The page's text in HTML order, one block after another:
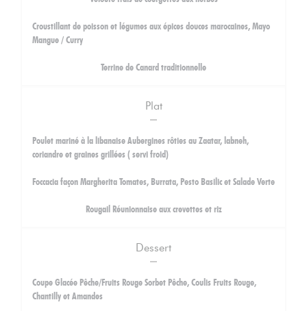
Croustillant de poisson et légumes aux épices douces marocaines, Mayo
Mangue / Curry
Terrine de Canard traditionnelle
Plat
Poulet mariné à la libanaise Aubergines rôties au Zaatar, labneh,
coriandre et graines grillées ( servi froid)
Foccacia façon Margherita Tomates, Burrata, Pesto Basilic et Salade Verte
Rougail Réunionnaise aux crevettes et riz
Dessert
Coupe Glacée Pêche/Fruits Rouge Sorbet Pêche, Coulis Fruits Rouge,
Chantilly et Amandes